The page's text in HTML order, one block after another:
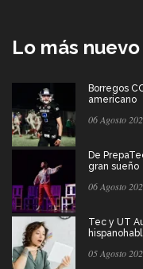
Lo más nuevo
Borregos
americano
06 Agosto
De
gran sueño
06 Agosto
Tec y UT
05 Agosto